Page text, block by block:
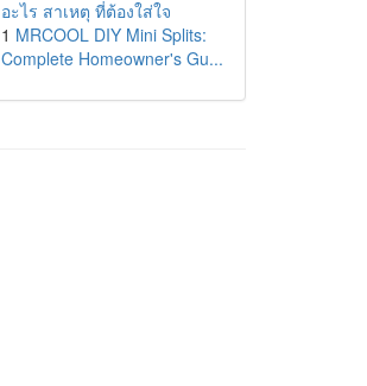
อะไร สาเหตุ ที่ต้องใส่ใจ
1 MRCOOL DIY Mini Splits:
Complete Homeowner's Gu...